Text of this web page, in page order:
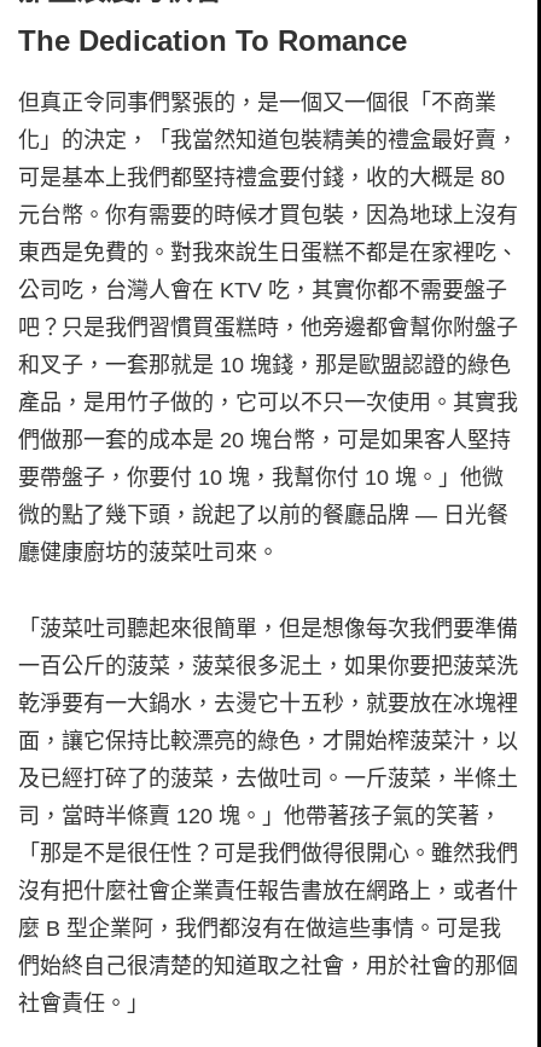
The Dedication To Romance
但真正令同事們緊張的，是一個又一個很「不商業
化」的決定，「我當然知道包裝精美的禮盒最好賣，
可是基本上我們都堅持禮盒要付錢，收的大概是 80
元台幣。你有需要的時候才買包裝，因為地球上沒有
東西是免費的。對我來說生日蛋糕不都是在家裡吃、
公司吃，台灣人會在 KTV 吃，其實你都不需要盤子
吧？只是我們習慣買蛋糕時，他旁邊都會幫你附盤子
和叉子，一套那就是 10 塊錢，那是歐盟認證的綠色
產品，是用竹子做的，它可以不只一次使用。其實我
們做那一套的成本是 20 塊台幣，可是如果客人堅持
要帶盤子，你要付 10 塊，我幫你付 10 塊。」他微
微的點了幾下頭，說起了以前的餐廳品牌 — 日光餐
廳健康廚坊的菠菜吐司來。
「菠菜吐司聽起來很簡單，但是想像每次我們要準備
一百公斤的菠菜，菠菜很多泥土，如果你要把菠菜洗
乾淨要有一大鍋水，去燙它十五秒，就要放在冰塊裡
面，讓它保持比較漂亮的綠色，才開始榨菠菜汁，以
及已經打碎了的菠菜，去做吐司。一斤菠菜，半條土
司，當時半條賣 120 塊。」他帶著孩子氣的笑著，
「那是不是很任性？可是我們做得很開心。雖然我們
沒有把什麼社會企業責任報告書放在網路上，或者什
麼 B 型企業阿，我們都沒有在做這些事情。可是我
們始終自己很清楚的知道取之社會，用於社會的那個
社會責任。」